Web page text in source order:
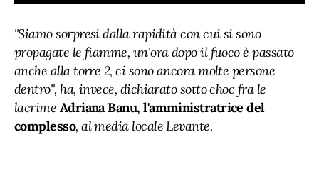
"Siamo sorpresi dalla rapidità con cui si sono
propagate le fiamme, un'ora dopo il fuoco è passato
anche alla torre 2, ci sono ancora molte persone
dentro", ha, invece, dichiarato sotto choc fra le
lacrime Adriana Banu, l'amministratrice del
complesso, al media locale Levante.